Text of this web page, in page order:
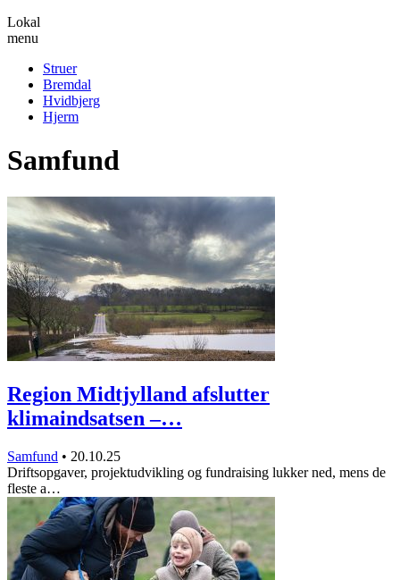
Lokal
menu
Struer
Bremdal
Hvidbjerg
Hjerm
Samfund
Region Midtjylland afslutter
klimaindsatsen –…
Samfund • 20.10.25
Driftsopgaver, projektudvikling og fundraising lukker ned, mens de
fleste a…